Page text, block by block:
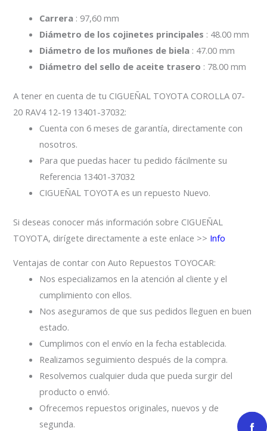
Carrera : 97,60 mm
Diámetro de los cojinetes principales : 48.00 mm
Diámetro de los muñones de biela : 47.00 mm
Diámetro del sello de aceite trasero : 78.00 mm
A tener en cuenta de tu CIGUEÑAL TOYOTA COROLLA 07-
20 RAV4 12-19 13401-37032:
Cuenta con 6 meses de garantía, directamente con
nosotros.
Para que puedas hacer tu pedido fácilmente su
Referencia 13401-37032
CIGUEÑAL TOYOTA es un repuesto Nuevo.
Si deseas conocer más información sobre CIGUEÑAL
TOYOTA, dirígete directamente a este enlace >> Info
Ventajas de contar con Auto Repuestos TOYOCAR:
Nos especializamos en la atención al cliente y el
cumplimiento con ellos.
Nos aseguramos de que sus pedidos lleguen en buen
estado.
Cumplimos con el envío en la fecha establecida.
Realizamos seguimiento después de la compra.
Resolvemos cualquier duda que pueda surgir del
producto o envió.
Ofrecemos repuestos originales, nuevos y de
segunda.